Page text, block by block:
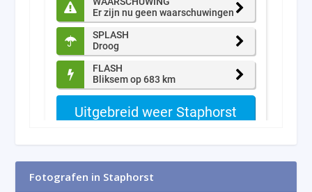
Fotografen in Staphorst